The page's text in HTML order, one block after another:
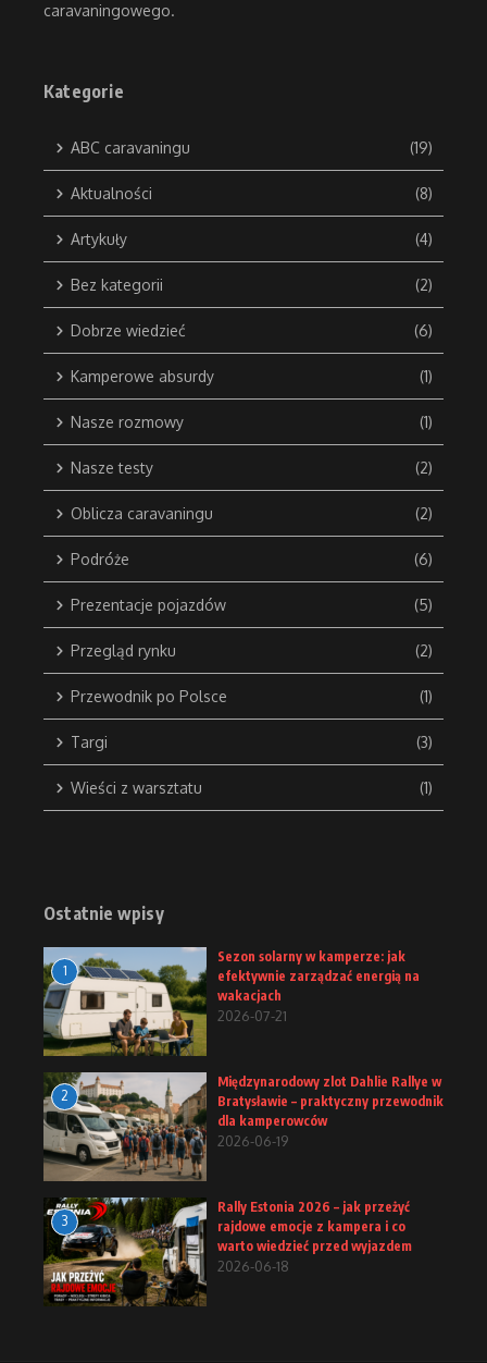
caravaningowego.
Kategorie
ABC caravaningu (19)
Aktualności (8)
Artykuły (4)
Bez kategorii (2)
Dobrze wiedzieć (6)
Kamperowe absurdy (1)
Nasze rozmowy (1)
Nasze testy (2)
Oblicza caravaningu (2)
Podróże (6)
Prezentacje pojazdów (5)
Przegląd rynku (2)
Przewodnik po Polsce (1)
Targi (3)
Wieści z warsztatu (1)
Ostatnie wpisy
1
Sezon solarny w kamperze: jak
efektywnie zarządzać energią na
wakacjach
2026-07-21
2
Międzynarodowy zlot Dahlie Rallye w
Bratysławie – praktyczny przewodnik
dla kamperowców
2026-06-19
3
Rally Estonia 2026 – jak przeżyć
rajdowe emocje z kampera i co
warto wiedzieć przed wyjazdem
2026-06-18